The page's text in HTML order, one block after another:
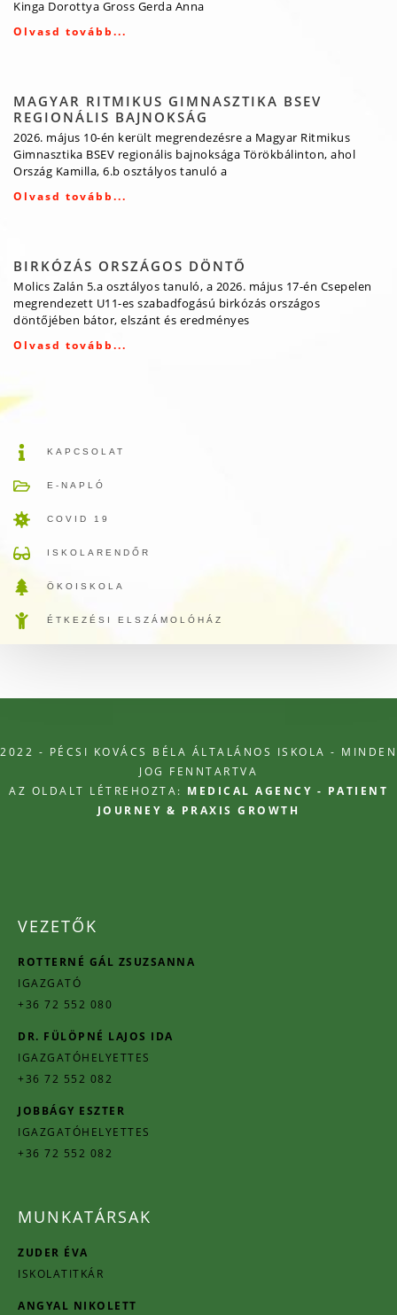
Kinga Dorottya Gross Gerda Anna
Olvasd tovább...
MAGYAR RITMIKUS GIMNASZTIKA BSEV
REGIONÁLIS BAJNOKSÁG
2026. május 10-én került megrendezésre a Magyar Ritmikus
Gimnasztika BSEV regionális bajnoksága Törökbálinton, ahol
Ország Kamilla, 6.b osztályos tanuló a
Olvasd tovább...
BIRKÓZÁS ORSZÁGOS DÖNTŐ
Molics Zalán 5.a osztályos tanuló, a 2026. május 17-én Csepelen
megrendezett U11-es szabadfogású birkózás országos
döntőjében bátor, elszánt és eredményes
Olvasd tovább...
KAPCSOLAT
E-NAPLÓ
COVID 19
ISKOLARENDŐR
ÖKOISKOLA
ÉTKEZÉSI ELSZÁMOLÓHÁZ
2022 - PÉCSI KOVÁCS BÉLA ÁLTALÁNOS ISKOLA - MINDEN
JOG FENNTARTVA
AZ OLDALT LÉTREHOZTA: MEDICAL AGENCY - PATIENT
JOURNEY & PRAXIS GROWTH
VEZETŐK
ROTTERNÉ GÁL ZSUZSANNA
IGAZGATÓ
+36 72 552 080
DR. FÜLÖPNÉ LAJOS IDA
IGAZGATÓHELYETTES
+36 72 552 082
JOBBÁGY ESZTER
IGAZGATÓHELYETTES
+36 72 552 082
MUNKATÁRSAK
ZUDER ÉVA
ISKOLATITKÁR
ANGYAL NIKOLETT